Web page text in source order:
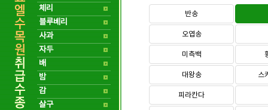
체리
블루베리
사과
자두
배
밤
감
살구
반송
오엽송
미측백
대왕송 스
피라칸다